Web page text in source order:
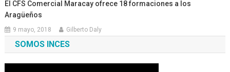
El CFS Comercial Maracay ofrece 18 formaciones a los
Aragüeños
9 mayo, 2018 Gilberto Daly
SOMOS INCES